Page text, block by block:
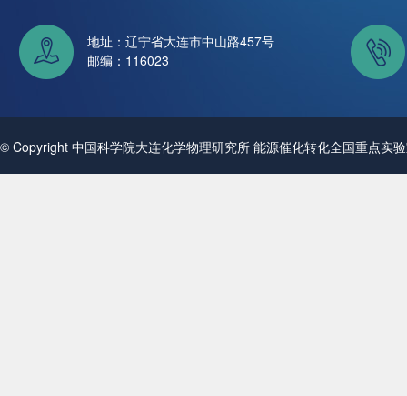
地址：辽宁省大连市中山路457号
邮编：116023
© Copyright 中国科学院大连化学物理研究所 能源催化转化全国重点实